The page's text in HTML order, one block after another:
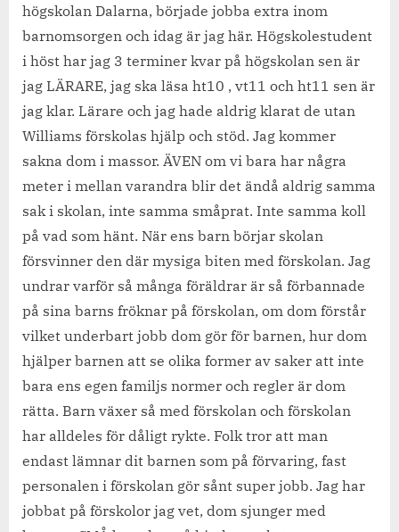
högskolan Dalarna, började jobba extra inom
barnomsorgen och idag är jag här. Högskolestudent
i höst har jag 3 terminer kvar på högskolan sen är
jag LÄRARE, jag ska läsa ht10 , vt11 och ht11 sen är
jag klar. Lärare och jag hade aldrig klarat de utan
Williams förskolas hjälp och stöd. Jag kommer
sakna dom i massor. ÄVEN om vi bara har några
meter i mellan varandra blir det ändå aldrig samma
sak i skolan, inte samma småprat. Inte samma koll
på vad som hänt. När ens barn börjar skolan
försvinner den där mysiga biten med förskolan. Jag
undrar varför så många föräldrar är så förbannade
på sina barns fröknar på förskolan, om dom förstår
vilket underbart jobb dom gör för barnen, hur dom
hjälper barnen att se olika former av saker att inte
bara ens egen familjs normer och regler är dom
rätta. Barn växer så med förskolan och förskolan
har alldeles för dåligt rykte. Folk tror att man
endast lämnar dit barnen som på förvaring, fast
personalen i förskolan gör sånt super jobb. Jag har
jobbat på förskolor jag vet, dom sjunger med